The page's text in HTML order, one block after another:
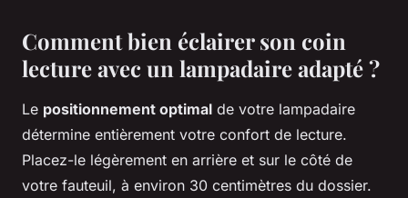
Comment bien éclairer son coin
lecture avec un lampadaire adapté ?
Le positionnement optimal de votre lampadaire
détermine entièrement votre confort de lecture.
Placez-le légèrement en arrière et sur le côté de
votre fauteuil, à environ 30 centimètres du dossier.